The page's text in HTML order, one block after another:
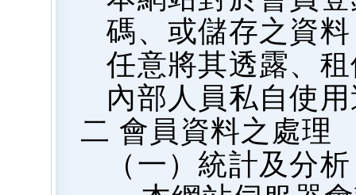
碼、或儲存之資
任意將其透露、
內部人員私自使
二 會員資料之處理
（一）統計及分析